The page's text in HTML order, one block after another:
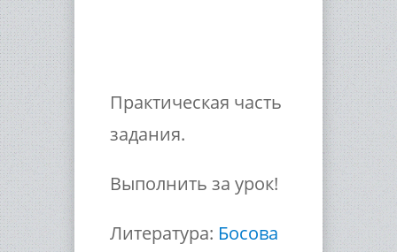
Практическая часть
задания.
Выполнить за урок!
Литература: Босова